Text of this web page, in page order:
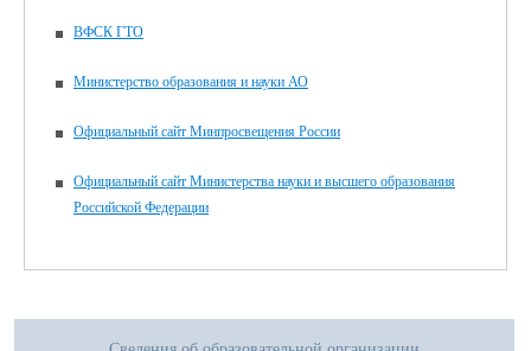
ВФСК ГТО
Министерство образования и науки АО
Официальный сайт Минпросвещения России
Официальный сайт Министерства науки и высшего образования
Российской Федерации